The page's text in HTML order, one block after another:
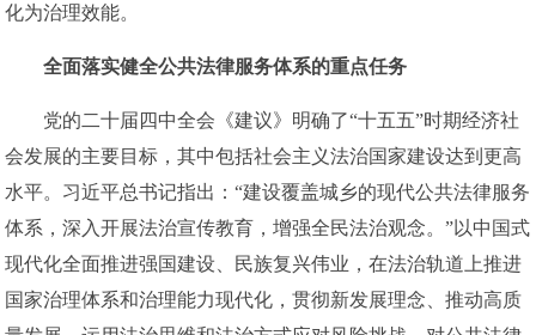
化为治理效能。
全面落实健全公共法律服务体系的重点任务
党的二十届四中全会《建议》明确了“十五五”时期经济社
会发展的主要目标，其中包括社会主义法治国家建设达到更高
水平。习近平总书记指出：“建设覆盖城乡的现代公共法律服务
体系，深入开展法治宣传教育，增强全民法治观念。”以中国式
现代化全面推进强国建设、民族复兴伟业，在法治轨道上推进
国家治理体系和治理能力现代化，贯彻新发展理念、推动高质